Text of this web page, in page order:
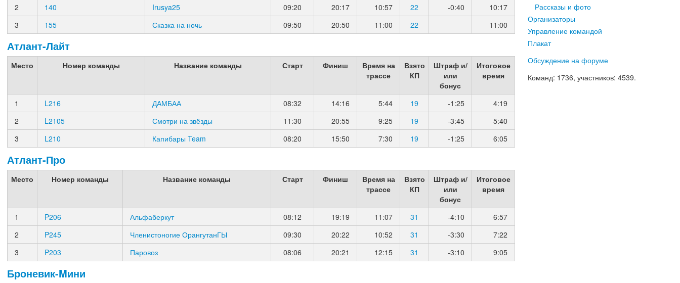
Рассказы и фото
Организаторы
Управление командой
Плакат
Обсуждение на форуме
Команд: 1736, участников: 4539.
2
140 Irusya25 09:20 20:17 10:57 22 -0:40
10:17
3
155 Сказка на ночь 09:50 20:50 11:00 22 11:00
Атлант-Лайт
Место Номер команды Название команды Старт Финиш
Время на
трассе
Взято
КП
Штраф и/
или
бонус
Итоговое
время
1 L216 ДАМБАА 08:32 14:16 5:44 19 -1:25
4:19
2
L2105 Смотри на звёзды 11:30 20:55 9:25 19 -3:45
5:40
3
L210 Капибары Team 08:20 15:50 7:30 19 -1:25 6:05
Атлант-Про
Место Номер команды Название команды Старт Финиш
Время на
трассе
Взято
КП
Штраф и/
или
бонус
Итоговое
время
1 P206 Альфаберкут 08:12 19:19 11:07 31 -4:10
6:57
2
P245 Членистоногие ОрангутанГЫ 09:30 20:22 10:52 31 -3:30
7:22
3
P203 Паровоз 08:06 20:21 12:15 31 -3:10 9:05
Броневик-Mини